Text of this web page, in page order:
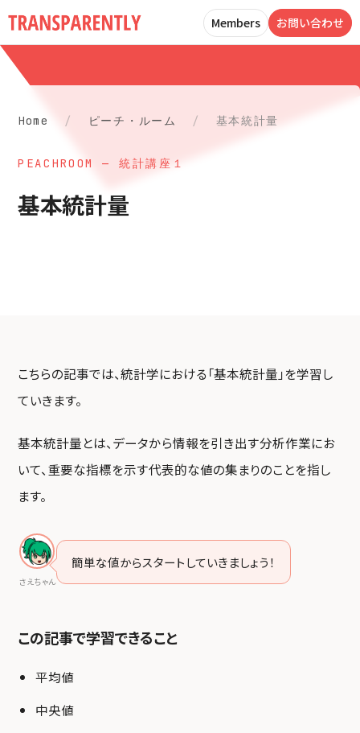
Members お問い合わせ
Home / ピーチ・ルーム / 基本統計量
PEACHROOM — 統計講座１
基本統計量
こちらの記事では、統計学における「基本統計量」を学習し
ていきます。
基本統計量とは、データから情報を引き出す分析作業にお
いて、重要な指標を示す代表的な値の集まりのことを指し
ます。
さえちゃん
簡単な値からスタートしていきましょう！
この記事で学習できること
平均値
中央値